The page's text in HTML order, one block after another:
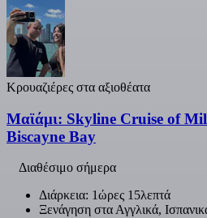
Κρουαζιέρες στα αξιοθέατα
Μαϊάμι: Skyline Cruise of
Biscayne Bay
Διαθέσιμο σήμερα
Διάρκεια: 1ώρες 15λεπτά
Ξενάγηση στα Αγγλικά,